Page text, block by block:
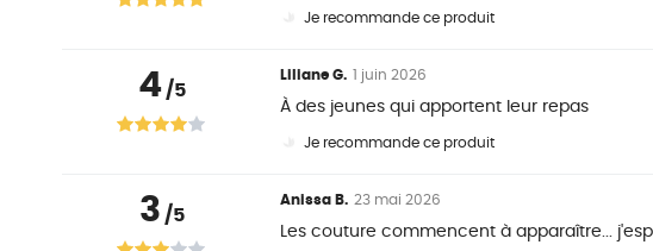
Je recommande ce produit
4/5
Liliane G. 1 juin 2026
À des jeunes qui apportent leur repas
Je recommande ce produit
3 /5
Anissa B. 23 mai 2026
Les couture commencent à apparaître...